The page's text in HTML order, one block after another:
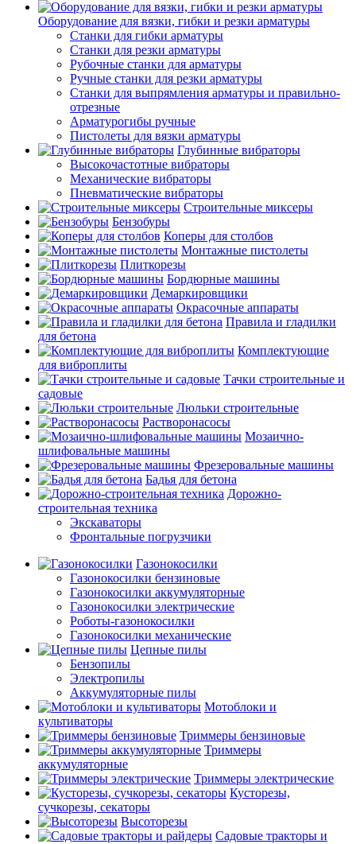
Оборудование для вязки, гибки и резки арматуры
Станки для гибки арматуры
Станки для резки арматуры
Рубочные станки для арматуры
Ручные станки для резки арматуры
Станки для выпрямления арматуры и правильно-
отрезные
Арматурогибы ручные
Пистолеты для вязки арматуры
Глубинные вибраторы
Высокочастотные вибраторы
Механические вибраторы
Пневматические вибраторы
Строительные миксеры
Бензобуры
Коперы для столбов
Монтажные пистолеты
Плиткорезы
Бордюрные машины
Демаркировщики
Окрасочные аппараты
Правила и гладилки
для бетона
Комплектующие
для виброплиты
Тачки строительные и
садовые
Люльки строительные
Растворонасосы
Мозаично-
шлифовальные машины
Фрезеровальные машины
Бадья для бетона
Дорожно-
строительная техника
Экскаваторы
Фронтальные погрузчики
Газонокосилки
Газонокосилки бензиновые
Газонокосилки аккумуляторные
Газонокосилки электрические
Роботы-газонокосилки
Газонокосилки механические
Цепные пилы
Бензопилы
Электропилы
Аккумуляторные пилы
Мотоблоки и
культиваторы
Триммеры бензиновые
Триммеры
аккумуляторные
Триммеры электрические
Кусторезы,
сучкорезы, секаторы
Высоторезы
Садовые тракторы и